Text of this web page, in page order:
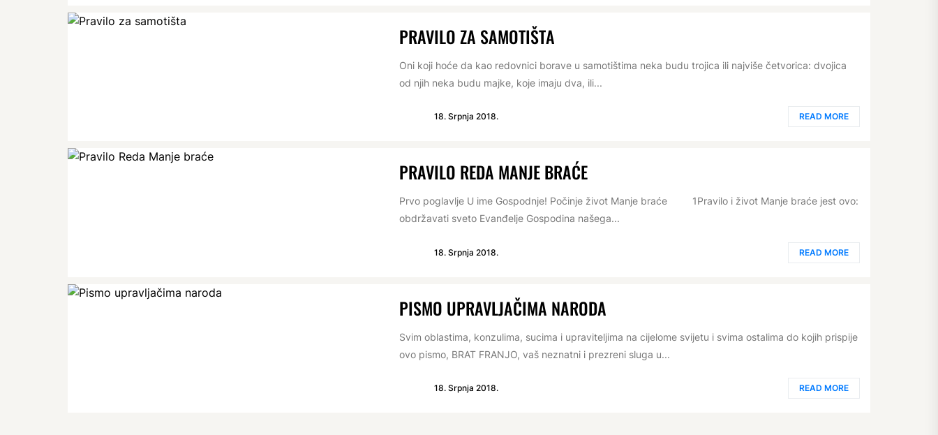
PRAVILO ZA SAMOTIŠTA
Oni koji hoće da kao redovnici borave u samotištima neka budu trojica ili najviše četvorica: dvojica
od njih neka budu majke, koje imaju dva, ili...
18. Srpnja 2018. READ MORE
PRAVILO REDA MANJE BRAĆE
Prvo poglavlje U ime Gospodnje! Počinje život Manje braće 1Pravilo i život Manje braće jest ovo:
obdržavati sveto Evanđelje Gospodina našega...
18. Srpnja 2018. READ MORE
PISMO UPRAVLJAČIMA NARODA
Svim oblastima, konzulima, sucima i upraviteljima na cijelome svijetu i svima ostalima do kojih prispije
ovo pismo, BRAT FRANJO, vaš neznatni i prezreni sluga u...
18. Srpnja 2018. READ MORE